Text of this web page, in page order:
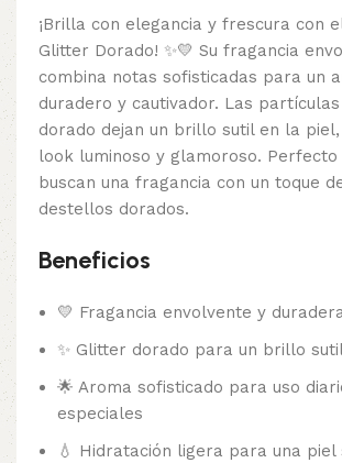
¡Brilla con elegancia y frescura con
Glitter Dorado! ✨💛 Su fragancia
combina notas sofisticadas para un
duradero y cautivador. Las
dorado dejan un brillo sutil en la
look luminoso y glamoroso. Perfecto
buscan una fragancia con un toque
destellos dorados.
Beneficios
💛 Fragancia envolvente y
✨ Glitter dorado para un brillo
🌟 Aroma sofisticado para uso
especiales
💧 Hidratación ligera para una piel